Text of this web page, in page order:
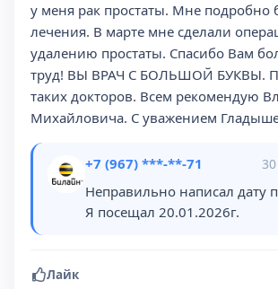
у меня рак простаты. Мне подробно
лечения. В марте мне сделали
удалению простаты. Спасибо Вам
труд! ВЫ ВРАЧ С БОЛЬШОЙ БУКВЫ.
таких докторов. Всем рекомендую
Михайловича. С уважением
+7 (967) ***-**-71
Неправильно написал дату
Я посещал 20.01.2026г.
Лайк